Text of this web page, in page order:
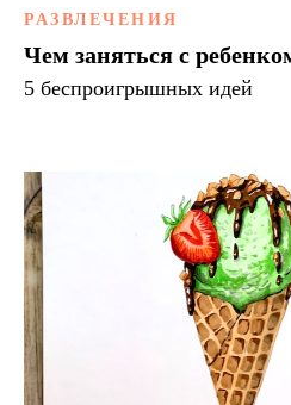
РАЗВЛЕЧЕНИЯ
Чем заняться с
5 беспроигрышных идей